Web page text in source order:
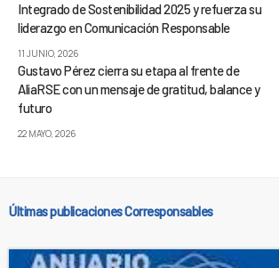
Integrado de Sostenibilidad 2025 y refuerza su
liderazgo en Comunicación Responsable
11 JUNIO, 2026
Gustavo Pérez cierra su etapa al frente de
AliaRSE con un mensaje de gratitud, balance y
futuro
22 MAYO, 2026
Últimas publicaciones Corresponsables